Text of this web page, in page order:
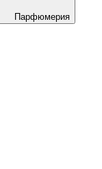
Парфюмерия